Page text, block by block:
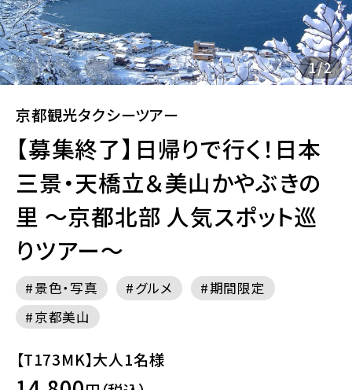
1/2
京都観光タクシーツアー
【募集終了】日帰りで行く！日本
三景・天橋立＆美山かやぶきの
里 ～京都北部 人気スポット巡
りツアー～
景色・写真 グルメ
期間限定
京都美山
【T173MK】大人1名様